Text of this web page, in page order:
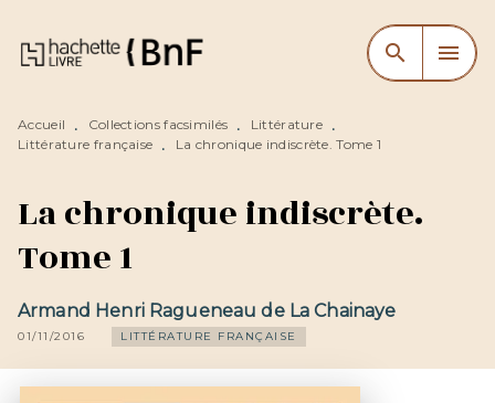
MENU RECHERCHE
CONTENU
search menu
Accueil • Collections facsimilés • Littérature •
Littérature française • La chronique indiscrète. Tome 1
La chronique indiscrète.
Tome 1
Armand Henri Ragueneau de La Chainaye
01/11/2016 LITTÉRATURE FRANÇAISE